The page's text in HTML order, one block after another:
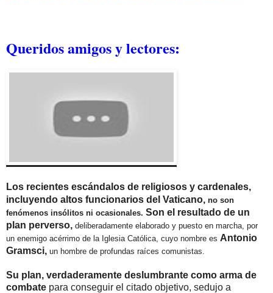
Queridos amigos y lectores:
Los recientes escándalos de religiosos y cardenales,
incluyendo altos funcionarios del Vaticano, no son
fenómenos insólitos ni ocasionales. Son el resultado de un
plan perverso, deliberadamente elaborado y puesto en marcha, por
un enemigo acérrimo de la Iglesia Católica, cuyo nombre es Antonio
Gramsci, un hombre de profundas raíces comunistas.
Su plan, verdaderamente deslumbrante como arma de
combate para conseguir el citado objetivo, sedujo a